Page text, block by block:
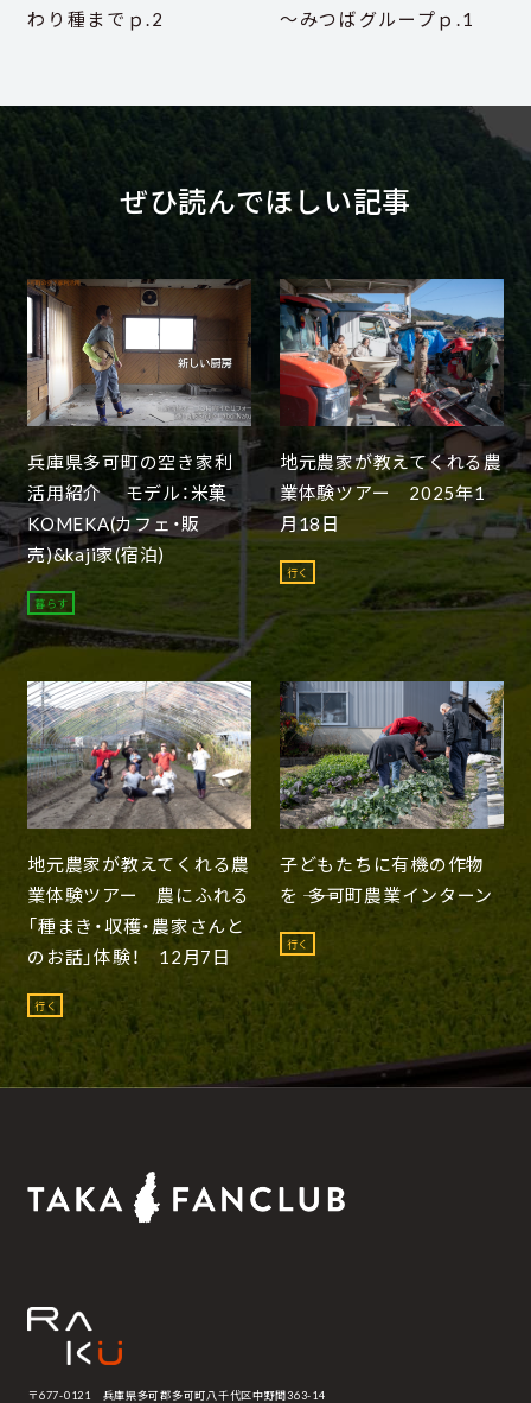
わり種までｐ.2
～みつばグループｐ.1
ぜひ読んでほしい記事
兵庫県多可町の空き家利
活用紹介 モデル：米菓
KOMEKA(カフェ・販
売)&kaji家(宿泊)
暮らす
地元農家が教えてくれる農
業体験ツアー 2025年1
月18日
行く
地元農家が教えてくれる農
業体験ツアー 農にふれる
「種まき・収穫・農家さんと
のお話」体験！ 12月7日
行く
子どもたちに有機の作物
を ―― 多可町農業インターン
行く
〒677-0121 兵庫県多可郡多可町八千代区中野間363-14